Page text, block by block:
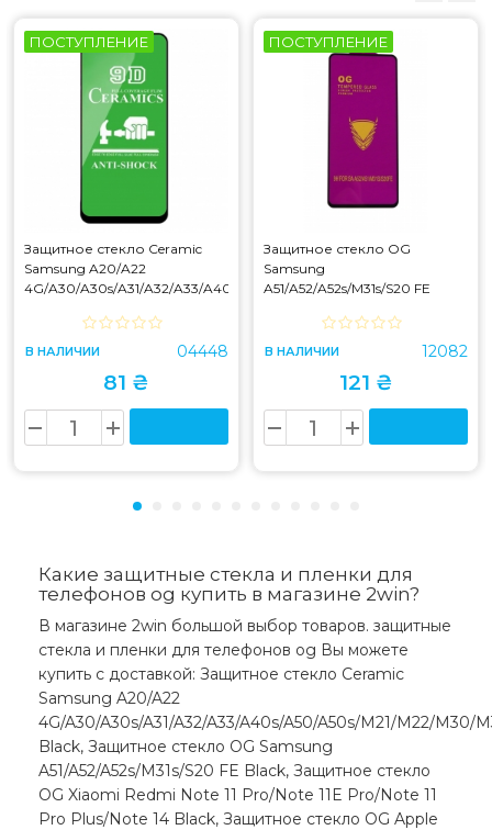
ПОСТУПЛЕНИЕ
Защитное стекло Ceramic
Samsung A20/A22
4G/A30/A30s/A31/A32/A33/A40s/A50/A50s/M21/M22/M30/M30s
В НАЛИЧИИ 04448
81 ₴
ПОСТУПЛЕНИЕ
Защитное стекло OG
Samsung
A51/A52/A52s/M31s/S20 FE
В НАЛИЧИИ 12082
121 ₴
Какие защитные стекла и пленки для
телефонов og купить в магазине 2win?
В магазине 2win большой выбор товаров. защитные
стекла и пленки для телефонов og Вы можете
купить с доставкой: Защитное стекло Ceramic
Samsung A20/A22
4G/A30/A30s/A31/A32/A33/A40s/A50/A50s/M21/M22/M30/
Black, Защитное стекло OG Samsung
A51/A52/A52s/M31s/S20 FE Black, Защитное стекло
OG Xiaomi Redmi Note 11 Pro/Note 11E Pro/Note 11
Pro Plus/Note 14 Black, Защитное стекло OG Apple